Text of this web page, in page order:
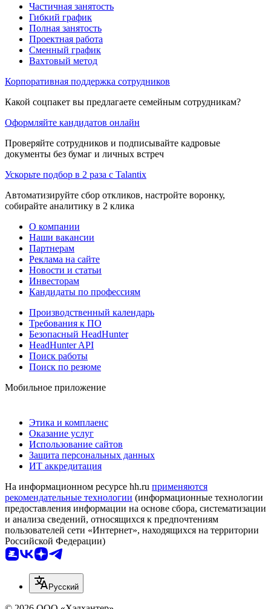
Частичная занятость
Гибкий график
Полная занятость
Проектная работа
Сменный график
Вахтовый метод
Корпоративная поддержка сотрудников
Какой соцпакет вы предлагаете семейным сотрудникам?
Оформляйте кандидатов онлайн
Проверяйте сотрудников и подписывайте кадровые
документы без бумаг и личных встреч
Ускорьте подбор в 2 раза с Talantix
Автоматизируйте сбор откликов, настройте воронку,
собирайте аналитику в 2 клика
О компании
Наши вакансии
Партнерам
Реклама на сайте
Новости и статьи
Инвесторам
Кандидаты по профессиям
Производственный календарь
Требования к ПО
Безопасный HeadHunter
HeadHunter API
Поиск работы
Поиск по резюме
Мобильное приложение
Этика и комплаенс
Оказание услуг
Использование сайтов
Защита персональных данных
ИТ аккредитация
На информационном ресурсе hh.ru применяются
рекомендательные технологии (информационные технологии
предоставления информации на основе сбора, систематизации
и анализа сведений, относящихся к предпочтениям
пользователей сети «Интернет», находящихся на территории
Российской Федерации)
Русский